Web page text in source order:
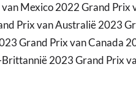
Mexico 2022 Grand Prix
Prix van Australië 2023
Grand Prix van Canada
2023 Grand Prix